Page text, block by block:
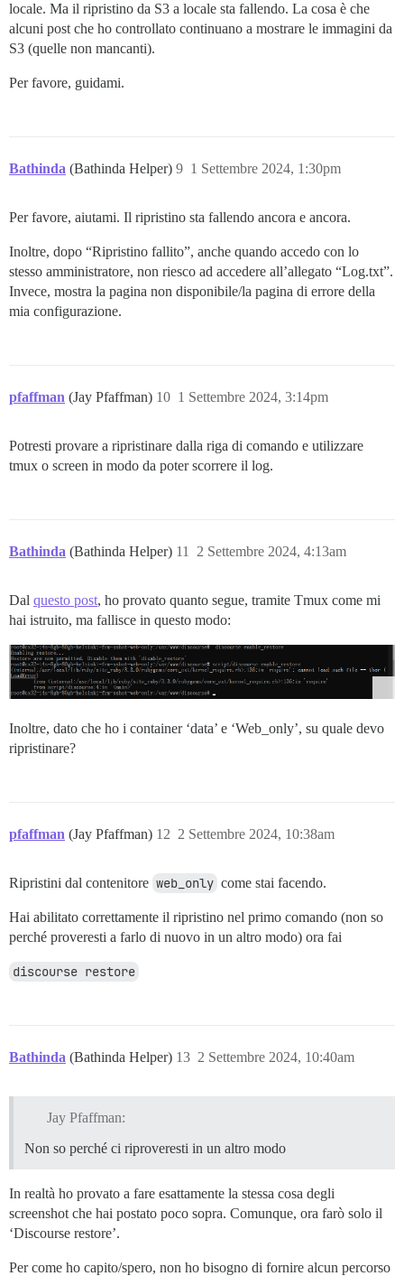
locale. Ma il ripristino da S3 a locale sta fallendo. La cosa è che
alcuni post che ho controllato continuano a mostrare le immagini da
S3 (quelle non mancanti).
Per favore, guidami.
Bathinda (Bathinda Helper) 1 Settembre 2024, 1:30pm
9
Per favore, aiutami. Il ripristino sta fallendo ancora e ancora.
Inoltre, dopo “Ripristino fallito”, anche quando accedo con lo
stesso amministratore, non riesco ad accedere all’allegato “Log.txt”.
Invece, mostra la pagina non disponibile/la pagina di errore della
mia configurazione.
pfaffman (Jay Pfaffman) 1 Settembre 2024, 3:14pm
10
Potresti provare a ripristinare dalla riga di comando e utilizzare
tmux o screen in modo da poter scorrere il log.
Bathinda (Bathinda Helper) 2 Settembre 2024, 4:13am
11
Dal questo post, ho provato quanto segue, tramite Tmux come mi
hai istruito, ma fallisce in questo modo:
Inoltre, dato che ho i container ‘data’ e ‘Web_only’, su quale devo
ripristinare?
pfaffman (Jay Pfaffman) 2 Settembre 2024, 10:38am
12
Ripristini dal contenitore web_only come stai facendo.
Hai abilitato correttamente il ripristino nel primo comando (non so
perché proveresti a farlo di nuovo in un altro modo) ora fai
discourse restore
Bathinda (Bathinda Helper) 2 Settembre 2024, 10:40am
13
Jay Pfaffman:
Non so perché ci riproveresti in un altro modo
In realtà ho provato a fare esattamente la stessa cosa degli
screenshot che hai postato poco sopra. Comunque, ora farò solo il
‘Discourse restore’.
Per come ho capito/spero, non ho bisogno di fornire alcun percorso